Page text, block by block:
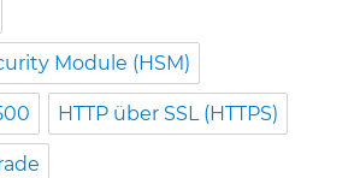
Module (HSM)
HTTP über SSL (HTTPS)